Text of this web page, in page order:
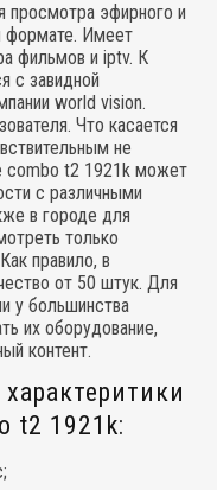
просмотра эфирного и
формате. Имеет
фильмов и iptv. К
с завидной
world vision.
Что касается
не
combo t2 1921k может
с различными
в городе для
только
правило, в
от 50 штук. Для
у большинства
их оборудование,
контент.
t2 1921k: